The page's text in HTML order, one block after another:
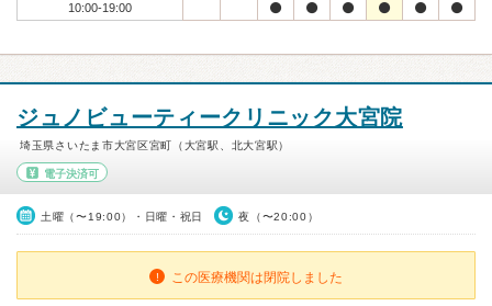
10:00-19:00
ジュノビューティークリニック大宮院
埼玉県さいたま市大宮区宮町（大宮駅、北大宮駅）
電子決済可
土曜（〜19:00）・日曜・祝日 夜（〜20:00）
この医療機関は閉院しました